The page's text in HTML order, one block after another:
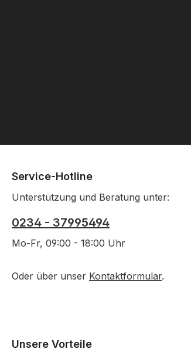
Service-Hotline
Unterstützung und Beratung unter:
0234 - 37995494
Mo-Fr, 09:00 - 18:00 Uhr
Oder über unser Kontaktformular.
Unsere Vorteile